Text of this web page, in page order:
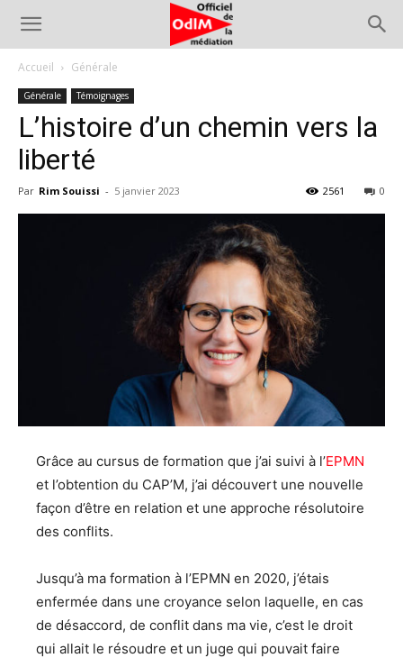
Accueil Générale
Générale Témoignages
L’histoire d’un chemin vers la
liberté
Par Rim Souissi - 5 janvier 2023 0
2561
Grâce au cursus de formation que j’ai suivi à l’EPMN
et l’obtention du CAP’M, j’ai découvert une nouvelle
façon d’être en relation et une approche résolutoire
des conflits.
Jusqu’à ma formation à l’EPMN en 2020, j’étais
enfermée dans une croyance selon laquelle, en cas
de désaccord, de conflit dans ma vie, c’est le droit
qui allait le résoudre et un juge qui pouvait faire